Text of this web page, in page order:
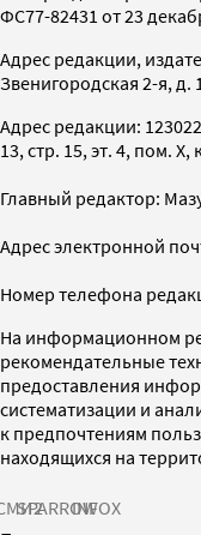
ФС77-82431 от 23
Адрес редакции,
Звенигородская 2-я, д.
Адрес редакции:
13, стр. 15, эт. 4, пом. X,
Главный редактор:
Адрес электронной
Номер телефона
На информационном
рекомендательные
предоставления
систематизации и
к предпочтениям
находящихся на
SPARROWINFOX